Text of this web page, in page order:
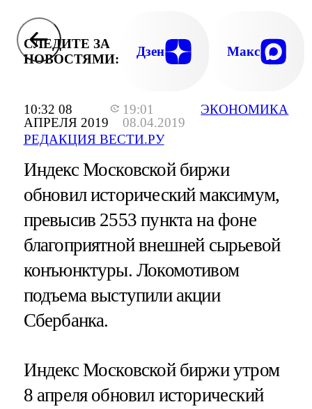
10:32 08
АПРЕЛЯ 2019
19:01
08.04.2019
РЕДАКЦИЯ ВЕСТИ.РУ
ЭКОНОМИКА
СЛЕДИТЕ ЗА
НОВОСТЯМИ:
Дзен Макс
Индекс Московской биржи
обновил исторический максимум,
превысив 2553 пункта на фоне
благоприятной внешней сырьевой
конъюнктуры. Локомотивом
подъема выступили акции
Сбербанка.
Индекс Московской биржи утром
8 апреля обновил исторический